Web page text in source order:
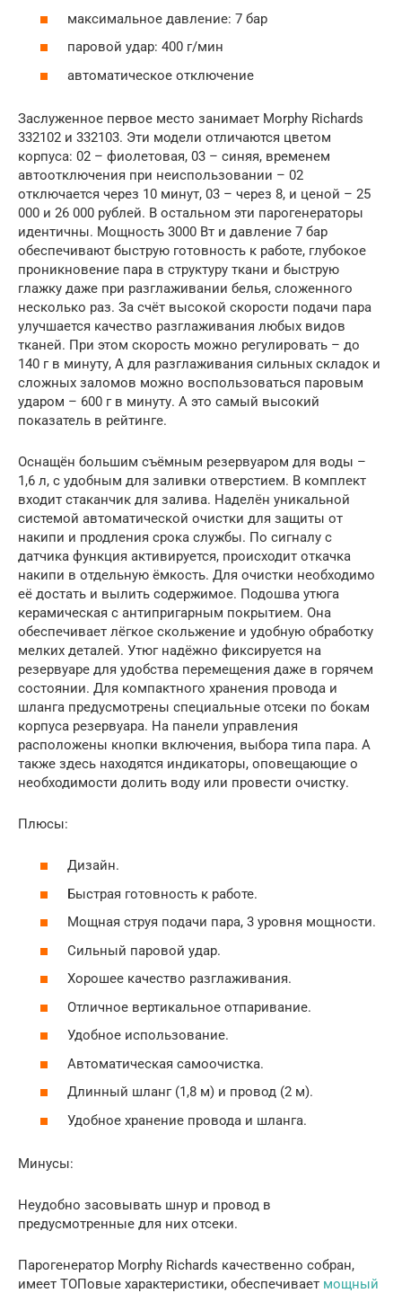
максимальное давление: 7 бар
паровой удар: 400 г/мин
автоматическое отключение
Заслуженное первое место занимает Morphy Richards
332102 и 332103. Эти модели отличаются цветом
корпуса: 02 – фиолетовая, 03 – синяя, временем
автоотключения при неиспользовании – 02
отключается через 10 минут, 03 – через 8, и ценой – 25
000 и 26 000 рублей. В остальном эти парогенераторы
идентичны. Мощность 3000 Вт и давление 7 бар
обеспечивают быструю готовность к работе, глубокое
проникновение пара в структуру ткани и быструю
глажку даже при разглаживании белья, сложенного
несколько раз. За счёт высокой скорости подачи пара
улучшается качество разглаживания любых видов
тканей. При этом скорость можно регулировать – до
140 г в минуту, А для разглаживания сильных складок и
сложных заломов можно воспользоваться паровым
ударом – 600 г в минуту. А это самый высокий
показатель в рейтинге.
Оснащён большим съёмным резервуаром для воды –
1,6 л, с удобным для заливки отверстием. В комплект
входит стаканчик для залива. Наделён уникальной
системой автоматической очистки для защиты от
накипи и продления срока службы. По сигналу с
датчика функция активируется, происходит откачка
накипи в отдельную ёмкость. Для очистки необходимо
её достать и вылить содержимое. Подошва утюга
керамическая с антипригарным покрытием. Она
обеспечивает лёгкое скольжение и удобную обработку
мелких деталей. Утюг надёжно фиксируется на
резервуаре для удобства перемещения даже в горячем
состоянии. Для компактного хранения провода и
шланга предусмотрены специальные отсеки по бокам
корпуса резервуара. На панели управления
расположены кнопки включения, выбора типа пара. А
также здесь находятся индикаторы, оповещающие о
необходимости долить воду или провести очистку.
Плюсы:
Дизайн.
Быстрая готовность к работе.
Мощная струя подачи пара, 3 уровня мощности.
Сильный паровой удар.
Хорошее качество разглаживания.
Отличное вертикальное отпаривание.
Удобное использование.
Автоматическая самоочистка.
Длинный шланг (1,8 м) и провод (2 м).
Удобное хранение провода и шланга.
Минусы:
Неудобно засовывать шнур и провод в
предусмотренные для них отсеки.
Парогенератор Morphy Richards качественно собран,
имеет ТОПовые характеристики, обеспечивает мощный